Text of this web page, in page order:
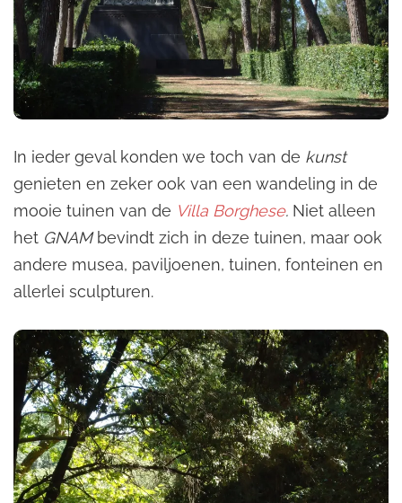
In ieder geval konden we toch van de kunst
genieten en zeker ook van een wandeling in de
mooie tuinen van de Villa Borghese. Niet alleen
het GNAMbevindt zich in deze tuinen, maar ook
andere musea, paviljoenen, tuinen, fonteinen en
allerlei sculpturen.